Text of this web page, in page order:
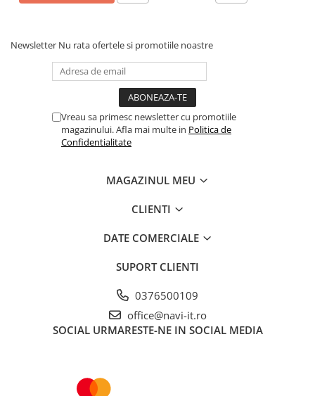
Newsletter Nu rata ofertele si promotiile noastre
Vreau sa primesc newsletter cu promotiile
magazinului. Afla mai multe in Politica de
Confidentialitate
MAGAZINUL MEU
CLIENTI
DATE COMERCIALE
SUPORT CLIENTI
0376500109
office@navi-it.ro
SOCIAL URMARESTE-NE IN SOCIAL MEDIA